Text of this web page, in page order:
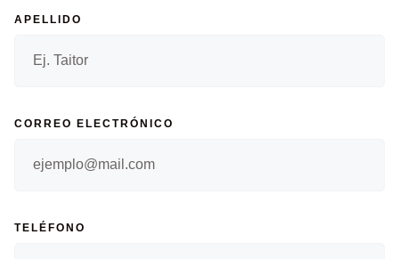
APELLIDO
CORREO ELECTRÓNICO
TELÉFONO